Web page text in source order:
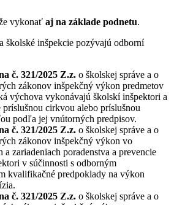
vykonať aj na základe podnetu.
školské inšpekcie pozývajú odborní
č. 321/2025 Z.z. o školskej správe a o
zákonov inšpekčný výkon predmetov
výchova vykonávajú školskí inšpektori a
príslušnou cirkvou alebo príslušnou
podľa jej vnútorných predpisov.
č. 321/2025 Z.z. o školskej správe a o
zákonov inšpekčný výkon vo
zariadeniach poradenstva a prevencie
v súčinnosti s odborným
kvalifikačné predpoklady na výkon
č. 321/2025 Z.z. o školskej správe a o